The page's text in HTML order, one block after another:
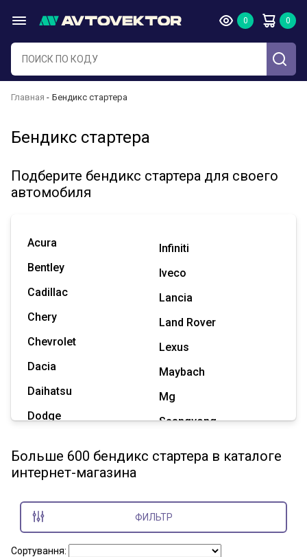
Главная Бендикс стартера
Бендикс стартера
Подберите бендикс стартера для своего
автомобиля
Acura
Bentley
Cadillac
Chery
Chevrolet
Dacia
Daihatsu
Dodge
Great Wall
Hummer
Infiniti
Iveco
Lancia
Land Rover
Lexus
Maybach
Mg
Ssangyong
Показать все марки
Больше 600 бендикс стартера в каталоге
интернет-магазина
ФИЛЬТР
Сортування: